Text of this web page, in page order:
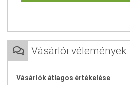
Vásárlói vélemények
Vásárlók átlagos értékelése